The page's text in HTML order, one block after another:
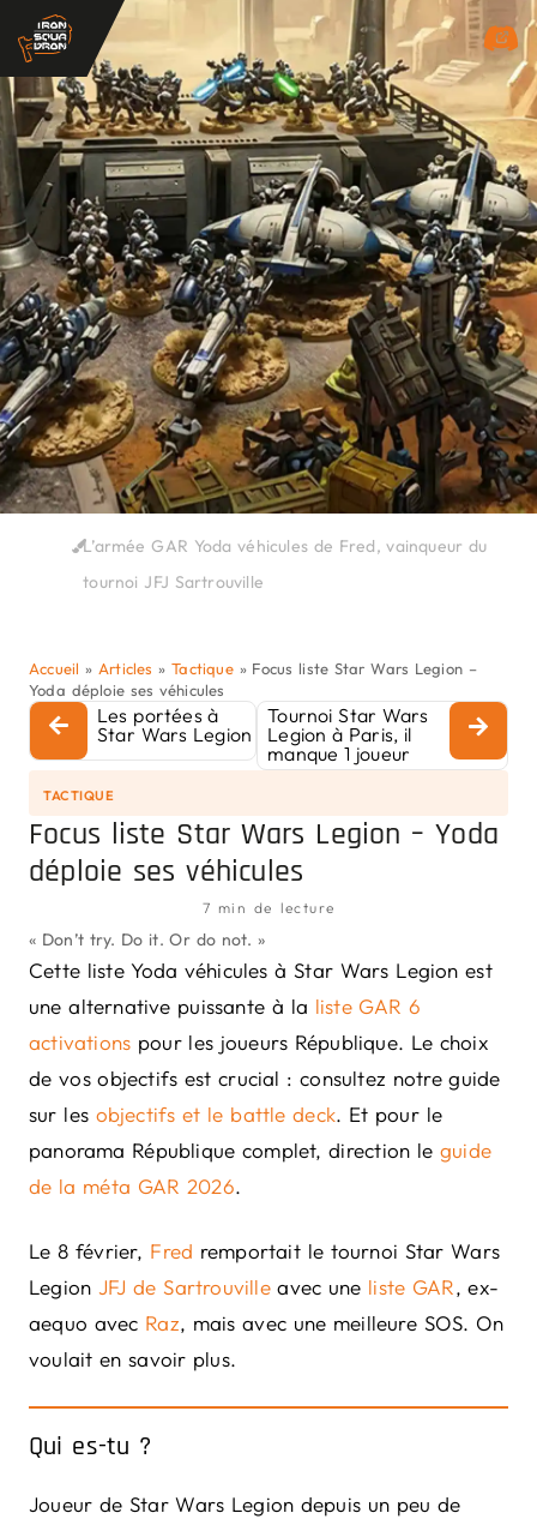
L’armée GAR Yoda véhicules de Fred, vainqueur du
tournoi JFJ Sartrouville
Accueil » Articles »Tactique» Focus liste Star Wars Legion –
Yoda déploie ses véhicules
Les portées à
Star Wars Legion
Tournoi Star Wars
Legion à Paris, il
manque 1 joueur
TACTIQUE
Focus liste Star Wars Legion – Yoda
déploie ses véhicules
7 min de lecture
« Don’t try. Do it. Or do not. »
Cette liste Yoda véhicules à Star Wars Legion est
une alternative puissante à la liste GAR 6
activations pour les joueurs République. Le choix
de vos objectifs est crucial : consultez notre guide
sur les objectifs et le battle deck. Et pour le
panorama République complet, direction le guide
de la méta GAR 2026.
Le 8 février, Fred remportait le tournoi Star Wars
Legion JFJ de Sartrouvilleavec une liste GAR, ex-
aequo avec Raz, mais avec une meilleure SOS. On
voulait en savoir plus.
Qui es-tu ?
Joueur de Star Wars Legion depuis un peu de